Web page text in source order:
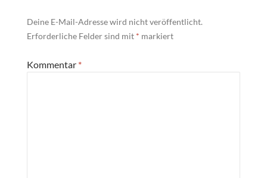
Deine E-Mail-Adresse wird nicht veröffentlicht.
Erforderliche Felder sind mit * markiert
Kommentar *